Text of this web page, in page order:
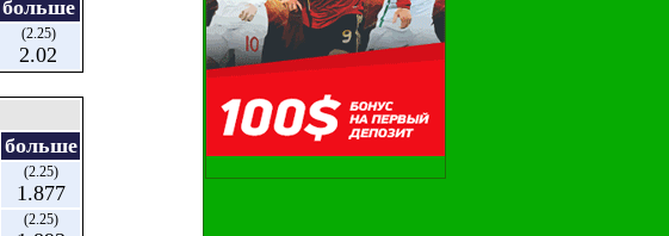
больше
(2.25)
2.02
больше
(2.25)
1.877
(2.25)